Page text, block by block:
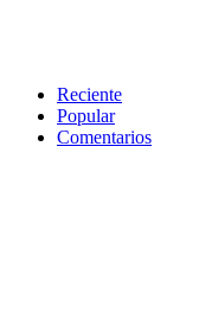
Reciente
Popular
Comentarios